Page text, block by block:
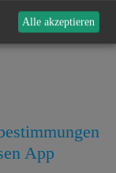
App
Alle akzeptieren